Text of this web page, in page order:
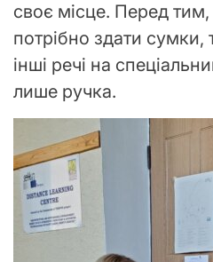
своє місце. Перед
потрібно здати сумки,
інші речі на
лише ручка.